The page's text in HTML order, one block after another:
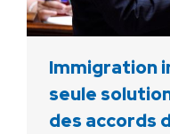
Immigration
seule
des accords